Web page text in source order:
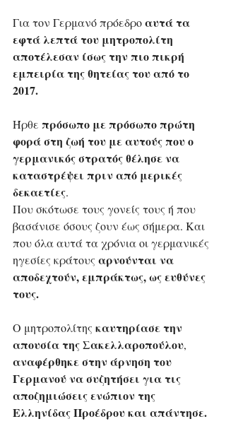
Για τον Γερμανό πρόεδρο αυτά τα
εφτά λεπτά του μητροπολίτη
αποτέλεσαν ίσως την πιο πικρή
εμπειρία της θητείας του από το
2017.
Ήρθε πρόσωπο με πρόσωπο πρώτη
φορά στη ζωή του με αυτούς που ο
γερμανικός στρατός θέλησε να
καταστρέψει πριν από μερικές
δεκαετίες.
Που σκότωσε τους γονείς τους ή που
βασάνισε όσους ζουν έως σήμερα. Και
που όλα αυτά τα χρόνια οι γερμανικές
ηγεσίες κράτους αρνούνται να
αποδεχτούν, εμπράκτως, ως ευθύνες
τους.
Ο μητροπολίτης καυτηρίασε την
απουσία της Σακελλαροπούλου,
αναφέρθηκε στην άρνηση του
Γερμανού να συζητήσει για τις
αποζημιώσεις ενώπιον της
Ελληνίδας Προέδρου και απάντησε.